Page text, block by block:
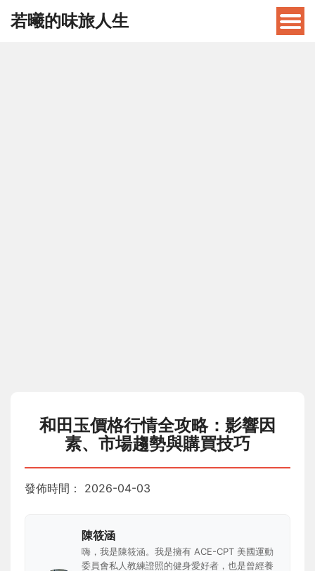
若曦的味旅人生
和田玉價格行情全攻略：影響因
素、市場趨勢與購買技巧
發佈時間： 2026-04-03
陳筱涵
嗨，我是陳筱涵。我是擁有 ACE-CPT 美國運動
委員會私人教練證照的健身愛好者，也是曾經養